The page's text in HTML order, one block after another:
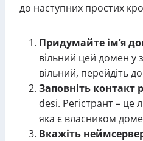
до наступних простих
Придумайте ім’я
вільний цей домен у
вільний, перейдіть до
Заповніть контакт
desi. Регістрант – це
яка є власником
Вкажіть